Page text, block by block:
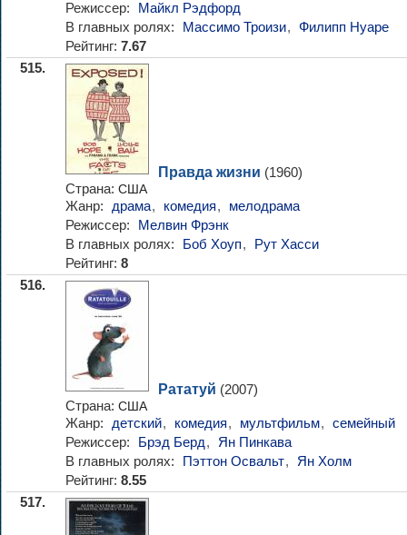
Режиссер:
Майкл Рэдфорд
В главных ролях:
Массимо Троизи, Филипп Нуаре
Рейтинг: 7.67
515.
Правда жизни (1960)
Страна: США
Жанр: драма, комедия,
мелодрама
Режиссер:
Мелвин Фрэнк
В главных ролях:
Боб Хоуп,
Рут Хасси
Рейтинг: 8
516.
Рататуй (2007)
Страна: США
Жанр: детский, комедия, мультфильм, семейный
Режиссер:
Брэд Берд,
Ян Пинкава
В главных ролях:
Пэттон Освальт,
Ян Холм
Рейтинг: 8.55
517.